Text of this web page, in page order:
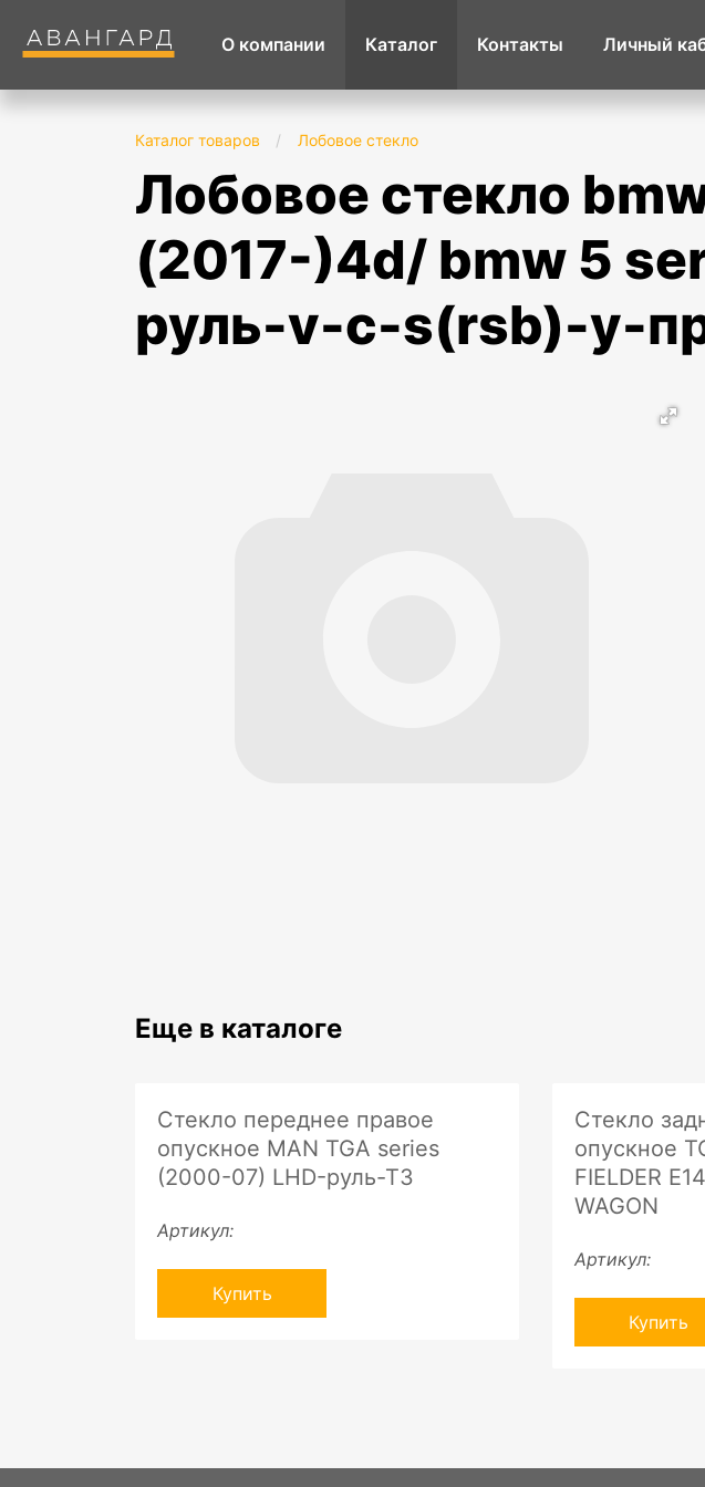
О компании Каталог Контакты Личный
Каталог товаров / Лобовое стекло
лобовое стекло bmw 5 series g30
(2017-)4d/ bmw 5
руль-v-c-s(rsb)-y-
Еще в каталоге
Стекло переднее правое
опускное MAN TGA series
(2000-07) LHD-руль-ТЗ
Артикул:
Купить
Стекло
опускное
FIELDER
WAGON
Артикул:
Купить